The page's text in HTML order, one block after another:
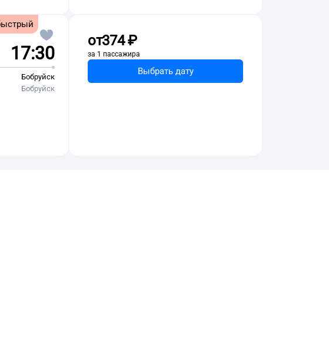
17:30
Бобруйск
Бобруйск
от374 ⁠₽
за 1 пассажира
Выбрать дату